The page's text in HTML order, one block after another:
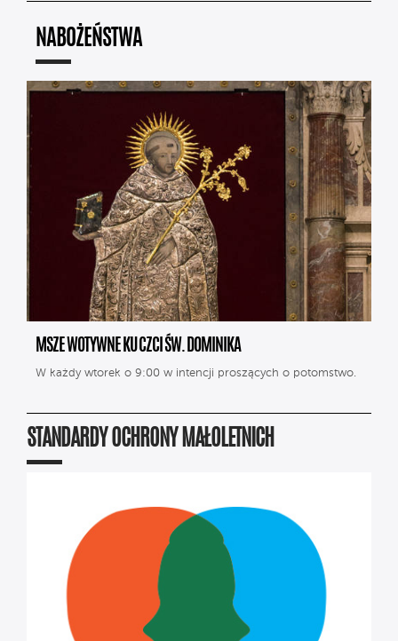
NABOŻEŃSTWA
MSZE WOTYWNE KU CZCI ŚW. DOMINIKA
W każdy wtorek o 9:00 w intencji proszących o potomstwo.
STANDARDY OCHRONY MAŁOLETNICH